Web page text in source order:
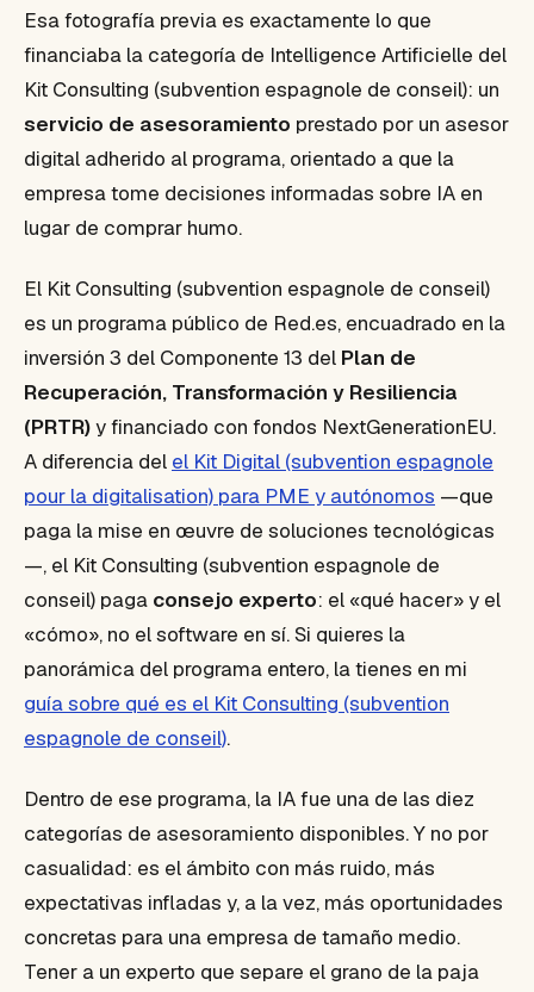
Esa fotografía previa es exactamente lo que
financiaba la categoría de Intelligence Artificielle del
Kit Consulting (subvention espagnole de conseil): un
servicio de asesoramiento prestado por un asesor
digital adherido al programa, orientado a que la
empresa tome decisiones informadas sobre IA en
lugar de comprar humo.
El Kit Consulting (subvention espagnole de conseil)
es un programa público de Red.es, encuadrado en la
inversión 3 del Componente 13 del Plan de
Recuperación, Transformación y Resiliencia
(PRTR)y financiado con fondos NextGenerationEU.
A diferencia del el Kit Digital (subvention espagnole
pour la digitalisation) para PME y autónomos —que
paga la mise en œuvre de soluciones tecnológicas
—, el Kit Consulting (subvention espagnole de
conseil) paga consejo experto: el «qué hacer» y el
«cómo», no el software en sí. Si quieres la
panorámica del programa entero, la tienes en mi
guía sobre qué es el Kit Consulting (subvention
espagnole de conseil).
Dentro de ese programa, la IA fue una de las diez
categorías de asesoramiento disponibles. Y no por
casualidad: es el ámbito con más ruido, más
expectativas infladas y, a la vez, más oportunidades
concretas para una empresa de tamaño medio.
Tener a un experto que separe el grano de la paja